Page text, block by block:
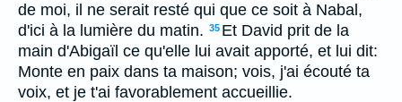
de moi, il ne serait resté qui que ce soit à Nabal,
d'ici à la lumière du matin. 35 Et David prit de la
main d'Abigaïl ce qu'elle lui avait apporté, et lui dit:
Monte en paix dans ta maison; vois, j'ai écouté ta
voix, et je t'ai favorablement accueillie.